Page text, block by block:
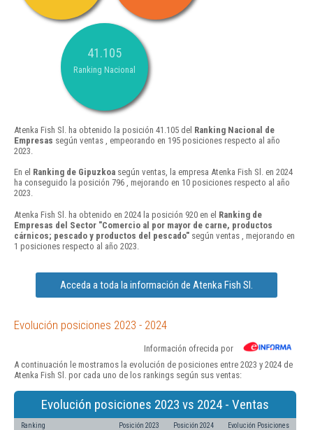
41.105
Ranking Nacional
Atenka Fish Sl. ha obtenido la posición 41.105 del Ranking Nacional de
Empresas según ventas , empeorando en 195 posiciones respecto al año
2023.
En el Ranking de Gipuzkoa según ventas, la empresa Atenka Fish Sl. en 2024
ha conseguido la posición 796 , mejorando en 10 posiciones respecto al año
2023.
Atenka Fish Sl. ha obtenido en 2024 la posición 920 en el Ranking de
Empresas del Sector "Comercio al por mayor de carne, productos
cárnicos; pescado y productos del pescado" según ventas , mejorando en
1 posiciones respecto al año 2023.
Acceda a toda la información de Atenka Fish Sl.
Evolución posiciones 2023 - 2024
Información ofrecida por
A continuación le mostramos la evolución de posiciones entre 2023 y 2024 de
Atenka Fish Sl. por cada uno de los rankings según sus ventas:
Evolución posiciones 2023 vs 2024 - Ventas
Ranking Posición 2023 Posición 2024 Evolución Posiciones